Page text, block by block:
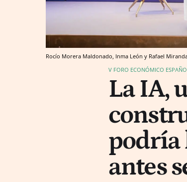
Rocío Morera Maldonado, Inma León y Rafael
V FORO ECONÓMICO
La IA,
podría
antes